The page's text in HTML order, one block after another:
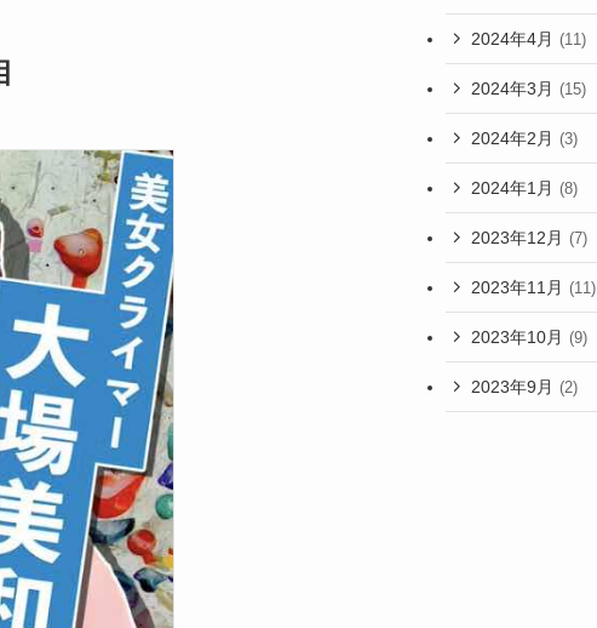
2024年4月 (11)
2024年3月 (15)
2024年2月 (3)
2024年1月 (8)
2023年12月 (7)
2023年11月 (11)
2023年10月 (9)
2023年9月 (2)